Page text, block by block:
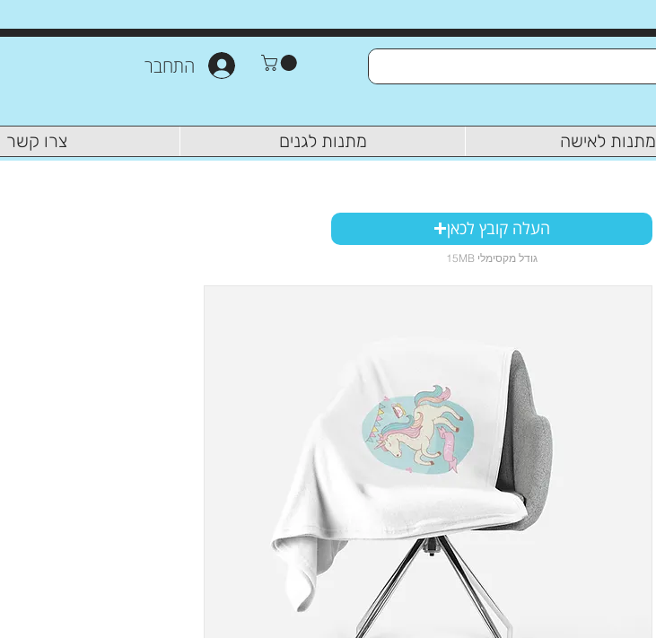
התחבר
מתנות לאישה מתנות לגנים צרו קשר
העלה קובץ לכאן
15MB גודל מקסימלי